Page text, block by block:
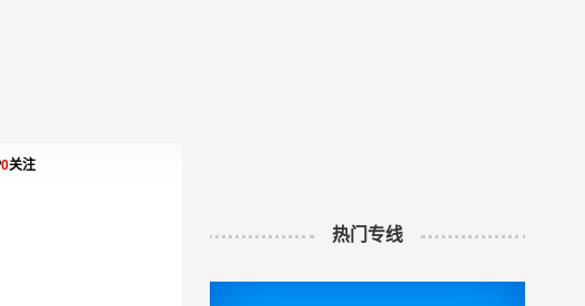
0关注
热门专线